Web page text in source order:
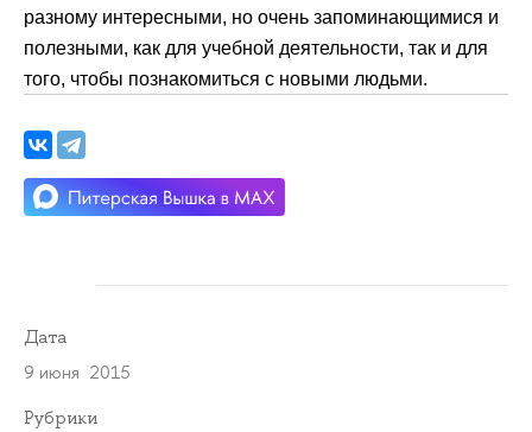
разному интересными, но очень запоминающимися и
полезными, как для учебной деятельности, так и для
того, чтобы познакомиться с новыми людьми.
Дата
9 июня 2015
Рубрики